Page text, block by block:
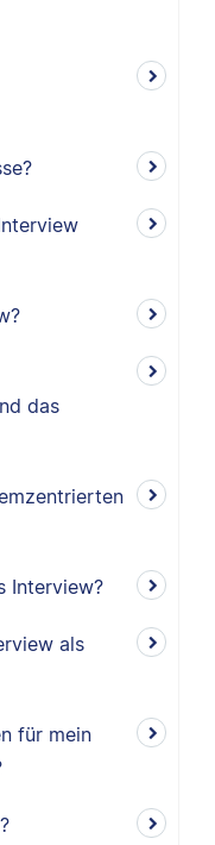
das
Interview?
als
für mein